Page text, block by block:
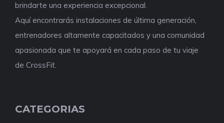
brindarte una experiencia excepcional.
Aquí encontrarás instalaciones de última generación,
entrenadores altamente capacitados y una comunidad
apasionada que te apoyará en cada paso de tu viaje
de CrossFit.
CATEGORIAS